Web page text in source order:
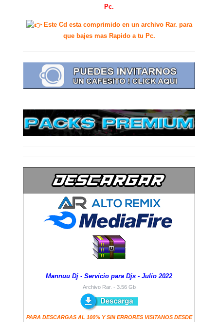
Pc.
Este Cd esta comprimido en un archivo Rar. para
que bajes mas Rapido a tu Pc.
Mannuu Dj - Servicio para Djs - Julio 2022
Archivo Rar. - 3.56 Gb
PARA DESCARGAS AL 100% Y SIN ERRORES VISITANOS DESDE